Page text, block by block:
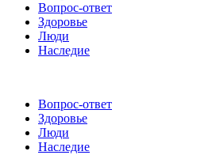
Вопрос-ответ
Здоровье
Люди
Наследие
Вопрос-ответ
Здоровье
Люди
Наследие